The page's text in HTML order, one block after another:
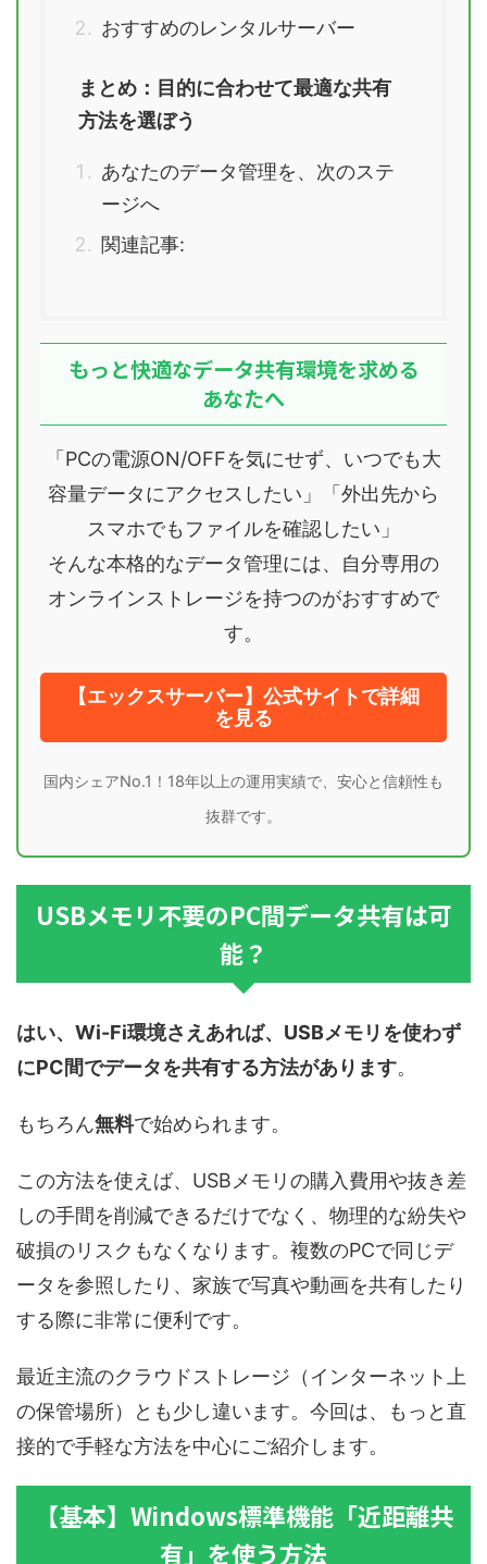
おすすめのレンタルサーバー
まとめ：目的に合わせて最適な共有
方法を選ぼう
あなたのデータ管理を、次のステ
ージへ
関連記事:
もっと快適なデータ共有環境を求める
あなたへ
「PCの電源ON/OFFを気にせず、いつでも大
容量データにアクセスしたい」「外出先から
スマホでもファイルを確認したい」
そんな本格的なデータ管理には、自分専用の
オンラインストレージを持つのがおすすめで
す。
【エックスサーバー】公式サイトで詳細
を見る
国内シェアNo.1！18年以上の運用実績で、安心と信頼性も
抜群です。
USBメモリ不要のPC間データ共有は可
能？
はい、Wi-Fi環境さえあれば、USBメモリを使わず
にPC間でデータを共有する方法があります。
もちろん無料で始められます。
この方法を使えば、USBメモリの購入費用や抜き差
しの手間を削減できるだけでなく、物理的な紛失や
破損のリスクもなくなります。複数のPCで同じデ
ータを参照したり、家族で写真や動画を共有したり
する際に非常に便利です。
最近主流のクラウドストレージ（インターネット上
の保管場所）とも少し違います。今回は、もっと直
接的で手軽な方法を中心にご紹介します。
【基本】Windows標準機能「近距離共
有」を使う方法